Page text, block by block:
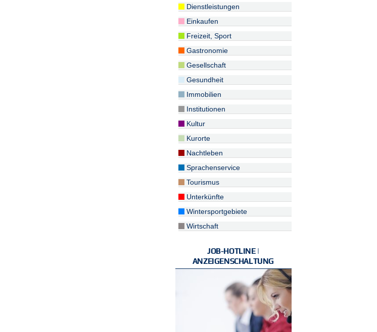
Dienstleistungen
Einkaufen
Freizeit, Sport
Gastronomie
Gesellschaft
Gesundheit
Immobilien
Institutionen
Kultur
Kurorte
Nachtleben
Sprachenservice
Tourismus
Unterkünfte
Wintersportgebiete
Wirtschaft
JOB-HOTLINE |
ANZEIGENSCHALTUNG